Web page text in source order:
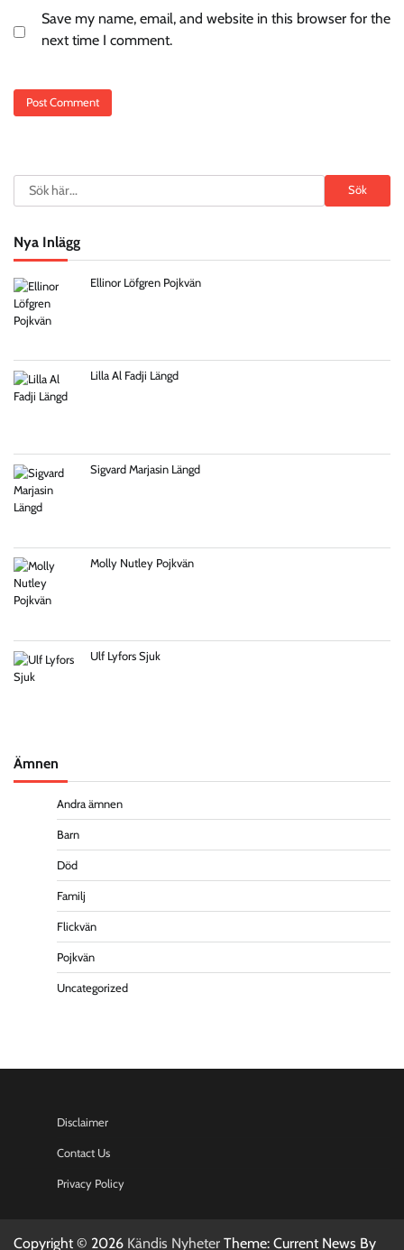
Save my name, email, and website in this browser for the
next time I comment.
Search Sök
Nya Inlägg
Ellinor Löfgren Pojkvän
Lilla Al Fadji Längd
Sigvard Marjasin Längd
Molly Nutley Pojkvän
Ulf Lyfors Sjuk
Ämnen
Andra ämnen
Barn
Död
Familj
Flickvän
Pojkvän
Uncategorized
Disclaimer
Contact Us
Privacy Policy
Copyright © 2026 Kändis Nyheter Theme: Current News By